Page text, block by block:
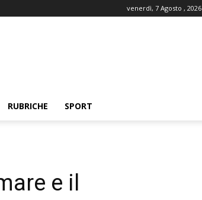
venerdì, 7 Agosto , 2026
RUBRICHE SPORT
e il